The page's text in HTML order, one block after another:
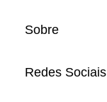
Sobre
Redes Sociais